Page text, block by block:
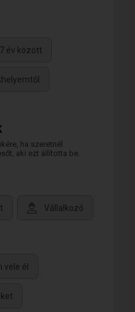
év között
ha szeretnél
aki ezt állította be.
Vállalkozó
vele él